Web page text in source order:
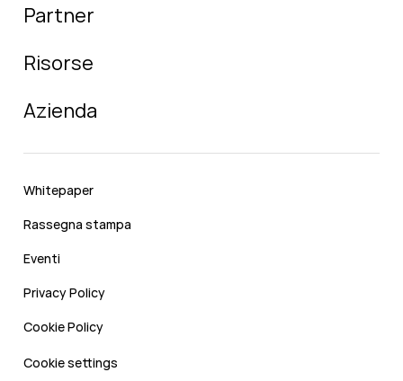
Partner
Risorse
Azienda
Whitepaper
Rassegna stampa
Eventi
Privacy Policy
Cookie Policy
Cookie settings